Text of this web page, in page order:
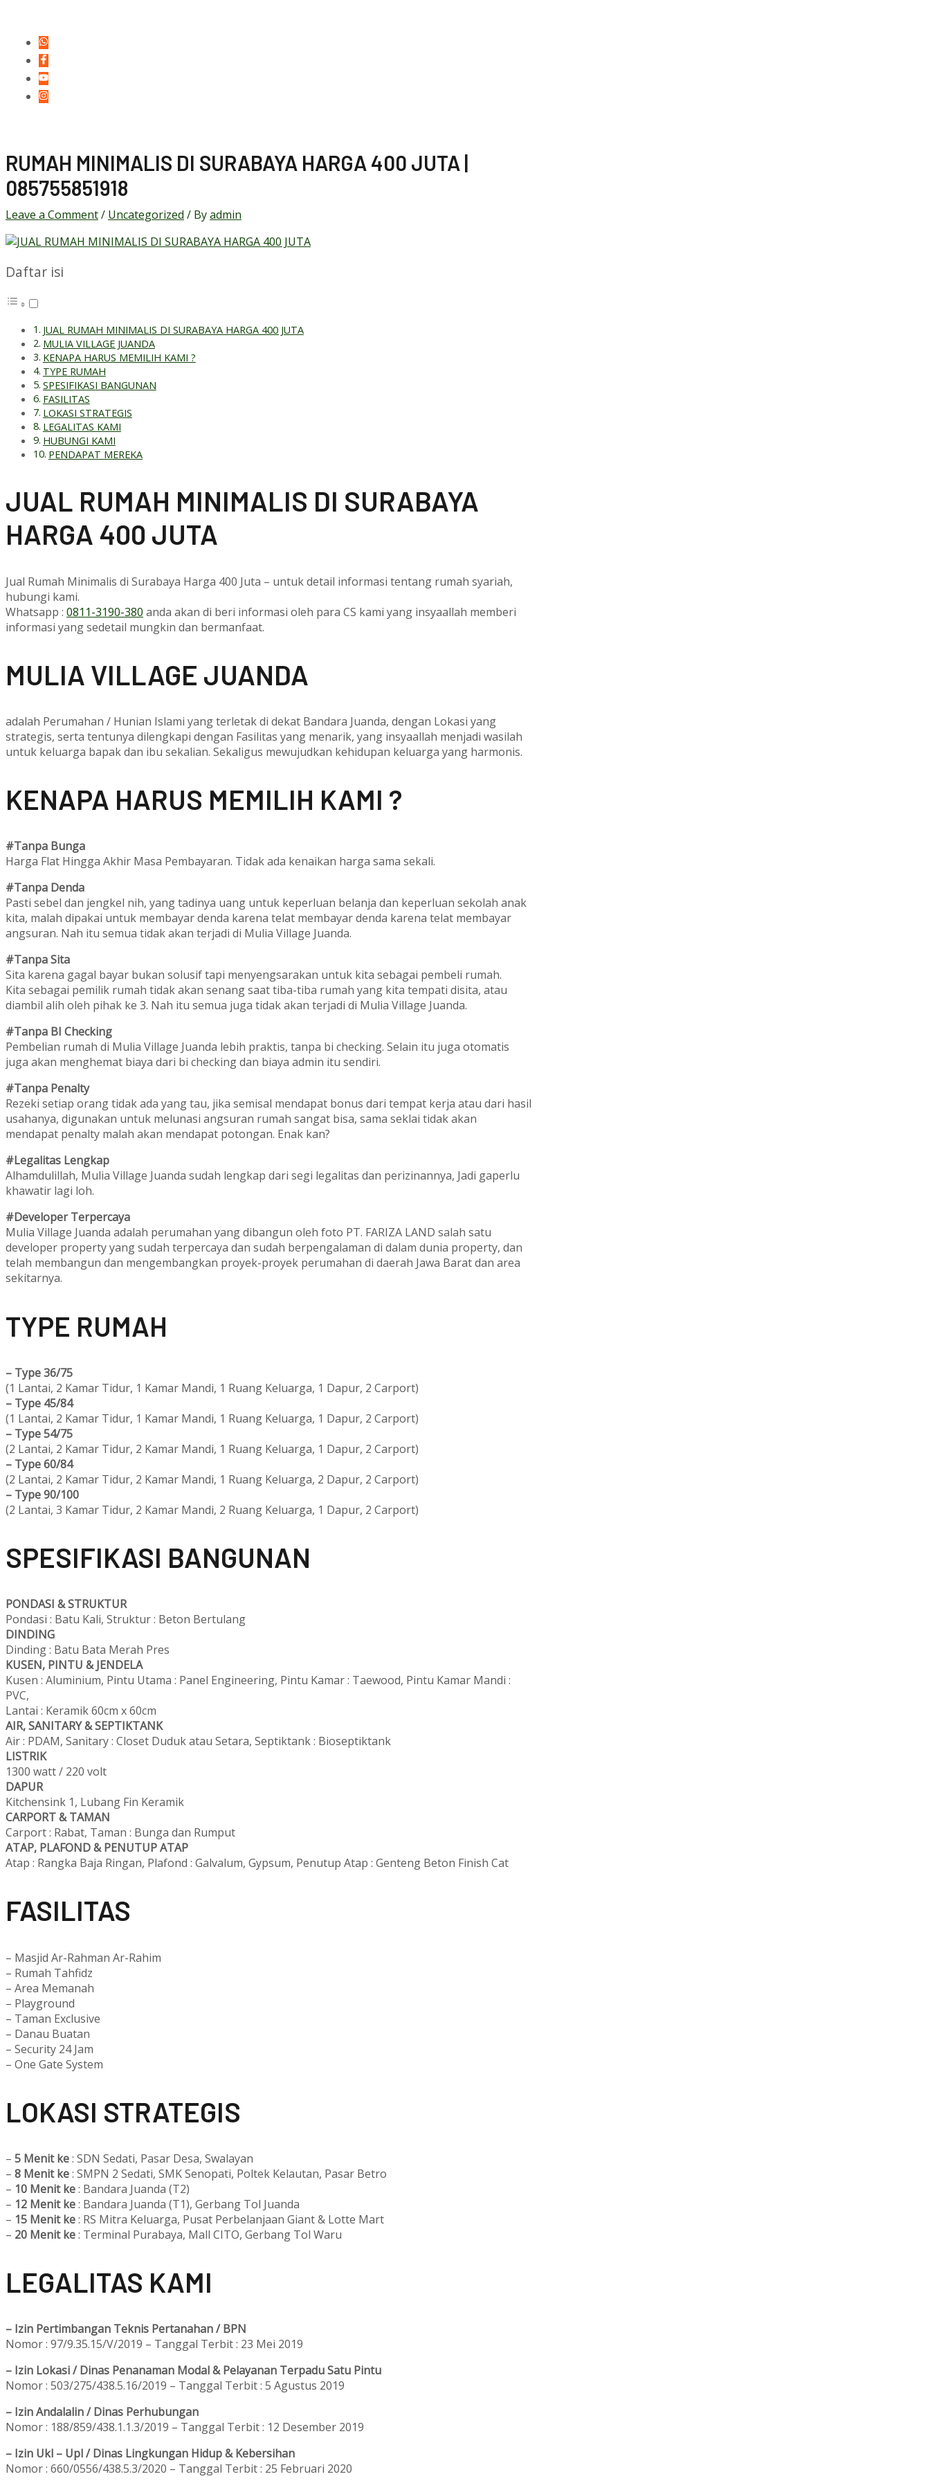
content
RUMAH MINIMALIS DI SURABAYA HARGA 400 JUTA |
085755851918
Leave a Comment/ Uncategorized / Byadmin
Daftar isi
JUAL RUMAH MINIMALIS DI SURABAYA HARGA 400 JUTA
MULIA VILLAGE JUANDA
KENAPA HARUS MEMILIH KAMI ?
TYPE RUMAH
SPESIFIKASI BANGUNAN
FASILITAS
LOKASI STRATEGIS
LEGALITAS KAMI
HUBUNGI KAMI
PENDAPAT MEREKA
JUAL RUMAH MINIMALIS DI SURABAYA
HARGA 400 JUTA
Jual Rumah Minimalis di Surabaya Harga 400 Juta – untuk detail informasi tentang rumah syariah,
hubungi kami.
Whatsapp : 0811-3190-380 anda akan di beri informasi oleh para CS kami yang insyaallah memberi
informasi yang sedetail mungkin dan bermanfaat.
MULIA VILLAGE JUANDA
adalah Perumahan / Hunian Islami yang terletak di dekat Bandara Juanda, dengan Lokasi yang
strategis, serta tentunya dilengkapi dengan Fasilitas yang menarik, yang insyaallah menjadi wasilah
untuk keluarga bapak dan ibu sekalian. Sekaligus mewujudkan kehidupan keluarga yang harmonis.
KENAPA HARUS MEMILIH KAMI ?
#Tanpa Bunga
Harga Flat Hingga Akhir Masa Pembayaran. Tidak ada kenaikan harga sama sekali.
#Tanpa Denda
Pasti sebel dan jengkel nih, yang tadinya uang untuk keperluan belanja dan keperluan sekolah anak
kita, malah dipakai untuk membayar denda karena telat membayar denda karena telat membayar
angsuran. Nah itu semua tidak akan terjadi di Mulia Village Juanda.
#Tanpa Sita
Sita karena gagal bayar bukan solusif tapi menyengsarakan untuk kita sebagai pembeli rumah.
Kita sebagai pemilik rumah tidak akan senang saat tiba-tiba rumah yang kita tempati disita, atau
diambil alih oleh pihak ke 3. Nah itu semua juga tidak akan terjadi di Mulia Village Juanda.
#Tanpa BI Checking
Pembelian rumah di Mulia Village Juanda lebih praktis, tanpa bi checking. Selain itu juga otomatis
juga akan menghemat biaya dari bi checking dan biaya admin itu sendiri.
#Tanpa Penalty
Rezeki setiap orang tidak ada yang tau, jika semisal mendapat bonus dari tempat kerja atau dari hasil
usahanya, digunakan untuk melunasi angsuran rumah sangat bisa, sama seklai tidak akan
mendapat penalty malah akan mendapat potongan. Enak kan?
#Legalitas Lengkap
Alhamdulillah, Mulia Village Juanda sudah lengkap dari segi legalitas dan perizinannya, Jadi gaperlu
khawatir lagi loh.
#Developer Terpercaya
Mulia Village Juanda adalah perumahan yang dibangun oleh foto PT. FARIZA LAND salah satu
developer property yang sudah terpercaya dan sudah berpengalaman di dalam dunia property, dan
telah membangun dan mengembangkan proyek-proyek perumahan di daerah Jawa Barat dan area
sekitarnya.
TYPE RUMAH
– Type 36/75
(1 Lantai, 2 Kamar Tidur, 1 Kamar Mandi, 1 Ruang Keluarga, 1 Dapur, 2 Carport)
– Type 45/84
(1 Lantai, 2 Kamar Tidur, 1 Kamar Mandi, 1 Ruang Keluarga, 1 Dapur, 2 Carport)
– Type 54/75
(2 Lantai, 2 Kamar Tidur, 2 Kamar Mandi, 1 Ruang Keluarga, 1 Dapur, 2 Carport)
– Type 60/84
(2 Lantai, 2 Kamar Tidur, 2 Kamar Mandi, 1 Ruang Keluarga, 2 Dapur, 2 Carport)
– Type 90/100
(2 Lantai, 3 Kamar Tidur, 2 Kamar Mandi, 2 Ruang Keluarga, 1 Dapur, 2 Carport)
SPESIFIKASI BANGUNAN
PONDASI & STRUKTUR
Pondasi : Batu Kali, Struktur : Beton Bertulang
DINDING
Dinding : Batu Bata Merah Pres
KUSEN, PINTU & JENDELA
Kusen : Aluminium, Pintu Utama : Panel Engineering, Pintu Kamar : Taewood, Pintu Kamar Mandi :
PVC,
Lantai : Keramik 60cm x 60cm
AIR, SANITARY & SEPTIKTANK
Air : PDAM, Sanitary : Closet Duduk atau Setara, Septiktank : Bioseptiktank
LISTRIK
1300 watt / 220 volt
DAPUR
Kitchensink 1, Lubang Fin Keramik
CARPORT & TAMAN
Carport : Rabat, Taman : Bunga dan Rumput
ATAP, PLAFOND & PENUTUP ATAP
Atap : Rangka Baja Ringan, Plafond : Galvalum, Gypsum, Penutup Atap : Genteng Beton Finish Cat
FASILITAS
– Masjid Ar-Rahman Ar-Rahim
– Rumah Tahfidz
– Area Memanah
– Playground
– Taman Exclusive
– Danau Buatan
– Security 24 Jam
– One Gate System
LOKASI STRATEGIS
– 5 Menit ke: SDN Sedati, Pasar Desa, Swalayan
– 8 Menit ke: SMPN 2 Sedati, SMK Senopati, Poltek Kelautan, Pasar Betro
– 10 Menit ke: Bandara Juanda (T2)
– 12 Menit ke: Bandara Juanda (T1), Gerbang Tol Juanda
– 15 Menit ke: RS Mitra Keluarga, Pusat Perbelanjaan Giant & Lotte Mart
– 20 Menit ke: Terminal Purabaya, Mall CITO, Gerbang Tol Waru
LEGALITAS KAMI
– Izin Pertimbangan Teknis Pertanahan / BPN
Nomor : 97/9.35.15/V/2019 – Tanggal Terbit : 23 Mei 2019
– Izin Lokasi / Dinas Penanaman Modal & Pelayanan Terpadu Satu Pintu
Nomor : 503/275/438.5.16/2019 – Tanggal Terbit : 5 Agustus 2019
– Izin Andalalin / Dinas Perhubungan
Nomor : 188/859/438.1.1.3/2019 – Tanggal Terbit : 12 Desember 2019
– Izin Ukl – Upl / Dinas Lingkungan Hidup & Kebersihan
Nomor : 660/0556/438.5.3/2020 – Tanggal Terbit : 25 Februari 2020